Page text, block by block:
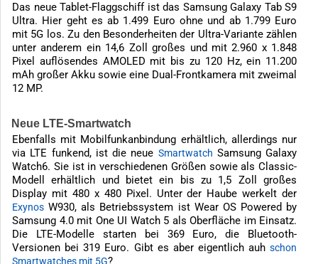
Das neue Tablet-Flaggschiff ist das Samsung Galaxy Tab S9
Ultra. Hier geht es ab 1.499 Euro ohne und ab 1.799 Euro
mit 5G los. Zu den Besonderheiten der Ultra-Variante zählen
unter anderem ein 14,6 Zoll großes und mit 2.960 x 1.848
Pixel auflösendes AMOLED mit bis zu 120 Hz, ein 11.200
mAh großer Akku sowie eine Dual-Frontkamera mit zweimal
12 MP.
Neue LTE-Smartwatch
Ebenfalls mit Mobilfunkanbindung erhältlich, allerdings nur
via LTE funkend, ist die neue Smartwatch Samsung Galaxy
Watch6. Sie ist in verschiedenen Größen sowie als Classic-
Modell erhältlich und bietet ein bis zu 1,5 Zoll großes
Display mit 480 x 480 Pixel. Unter der Haube werkelt der
Exynos W930, als Betriebssystem ist Wear OS Powered by
Samsung 4.0 mit One UI Watch 5 als Oberfläche im Einsatz.
Die LTE-Modelle starten bei 369 Euro, die Bluetooth-
Versionen bei 319 Euro. Gibt es aber eigentlich auhschon
Smartwatches mit 5G?